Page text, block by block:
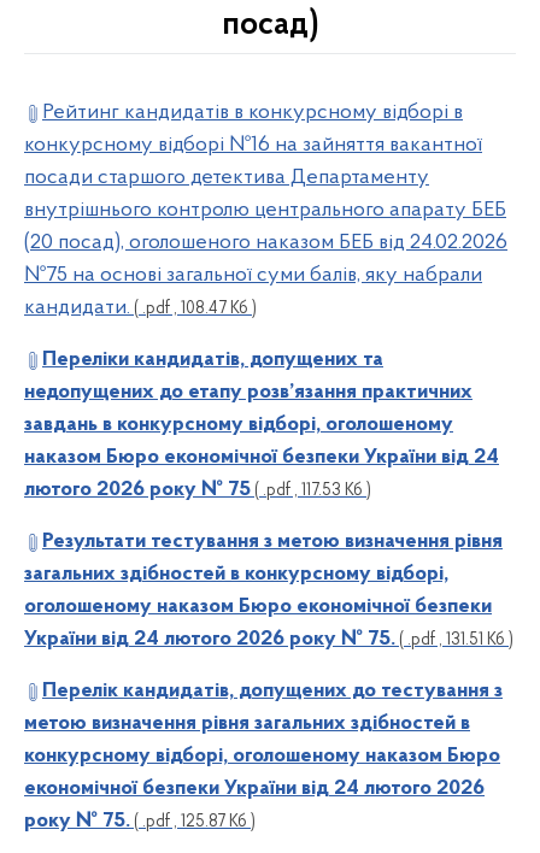
посад)
Рейтинг кандидатів в конкурсному відборі в
конкурсному відборі №16 на зайняття вакантної
посади старшого детектива Департаменту
внутрішнього контролю центрального апарату БЕБ
(20 посад), оголошеного наказом БЕБ від 24.02.2026
№75 на основі загальної суми балів, яку набрали
кандидати. ( .pdf , 108.47 Кб )
Переліки кандидатів, допущених та
недопущених до етапу розв’язання практичних
завдань в конкурсному відборі, оголошеному
наказом Бюро економічної безпеки України від 24
лютого 2026 року № 75 ( .pdf , 117.53 Кб )
Результати тестування з метою визначення рівня
загальних здібностей в конкурсному відборі,
оголошеному наказом Бюро економічної безпеки
України від 24 лютого 2026 року № 75. ( .pdf , 131.51 Кб )
Перелік кандидатів, допущених до тестування з
метою визначення рівня загальних здібностей в
конкурсному відборі, оголошеному наказом Бюро
економічної безпеки України від 24 лютого 2026
року № 75. ( .pdf , 125.87 Кб )